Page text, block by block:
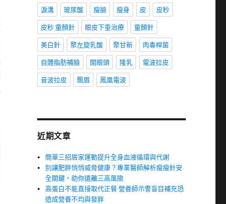
淚溝 玻尿酸 瘦臉 瘦身 皮 皮秒
皮秒 童顏針 眼皮下垂治療 童顏針
美白針 聚左旋乳酸 聚甘新 肉毒桿菌
自體脂肪補臉 開眼頭 隆乳 電波拉皮
音波拉皮 飄眉 鳳凰電波
近期文章
簡單三招居家運動提升全身血液循環與代謝
別讓肥胖悄悄威脅健康？專業醫師解析瘦瘦針安
全關鍵，助你遠離三高風險
高蛋白不能直接取代正餐 營養師示警盲目補充恐
造成營養不均與發胖